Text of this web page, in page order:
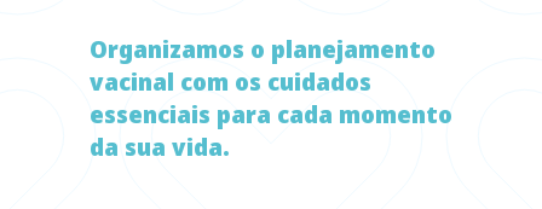
Organizamos o planejamento
vacinal com os cuidados
essenciais para cada momento
da sua vida.